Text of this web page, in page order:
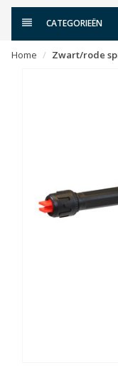
CATEGORIEËN
Home Zwart/rode